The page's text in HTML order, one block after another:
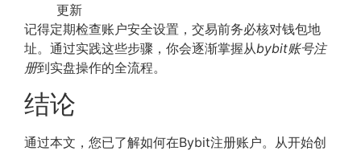
更新
记得定期检查账户安全设置，交易前务必核对钱包地
址。通过实践这些步骤，你会逐渐掌握从bybit账号注
册到实盘操作的全流程。
结论
通过本文，您已了解如何在Bybit注册账户。从开始创